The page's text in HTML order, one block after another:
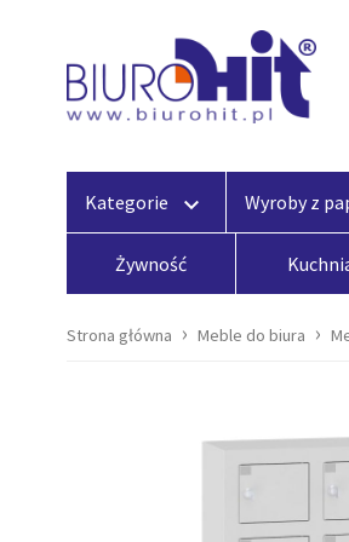
Kategorie keyboard_arrow_down Wyroby z
Żywność
Strona główna Meble do biura